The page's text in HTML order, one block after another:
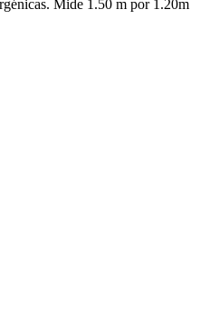
Mide 1.50 m por 1.20m